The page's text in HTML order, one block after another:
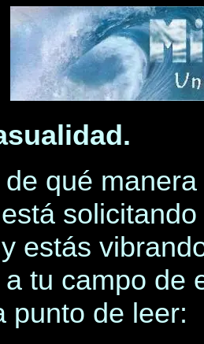
qué
estás
tu campo de
punto de leer: